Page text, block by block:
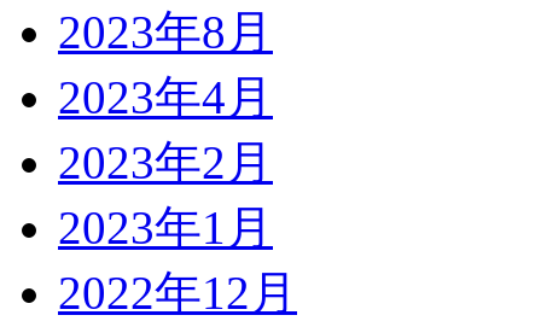
2023年8月
2023年4月
2023年2月
2023年1月
2022年12月